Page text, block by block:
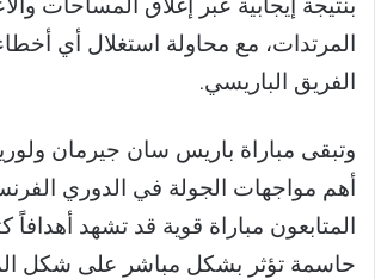
بنتيجة إيجابية عبر إغلاق المساحات
المرتدات، مع محاولة استغلال أي
الفريق الباريسي.
وتبقى مباراة باريس سان جيرمان
أهم مواجهات الجولة في الدوري
المتابعون مباراة قوية قد تشهد
حاسمة تؤثر بشكل مباشر على شكل